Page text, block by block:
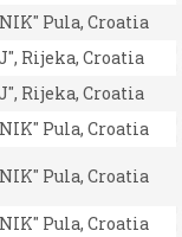
Pula, Croatia
Rijeka, Croatia
Rijeka, Croatia
Pula, Croatia
Pula, Croatia
Pula, Croatia